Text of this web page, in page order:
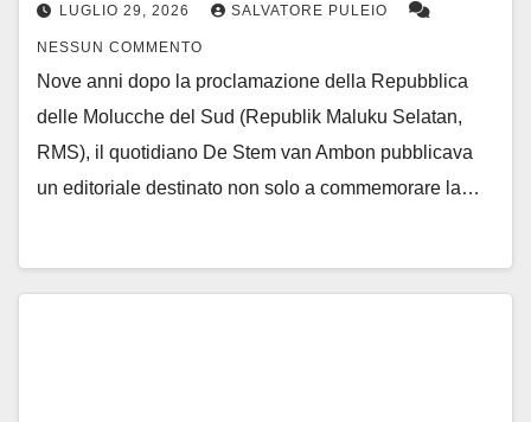
LUGLIO 29, 2026 SALVATORE PULEIO
NESSUN COMMENTO
Nove anni dopo la proclamazione della Repubblica
delle Molucche del Sud (Republik Maluku Selatan,
RMS), il quotidiano De Stem van Ambon pubblicava
un editoriale destinato non solo a commemorare la…